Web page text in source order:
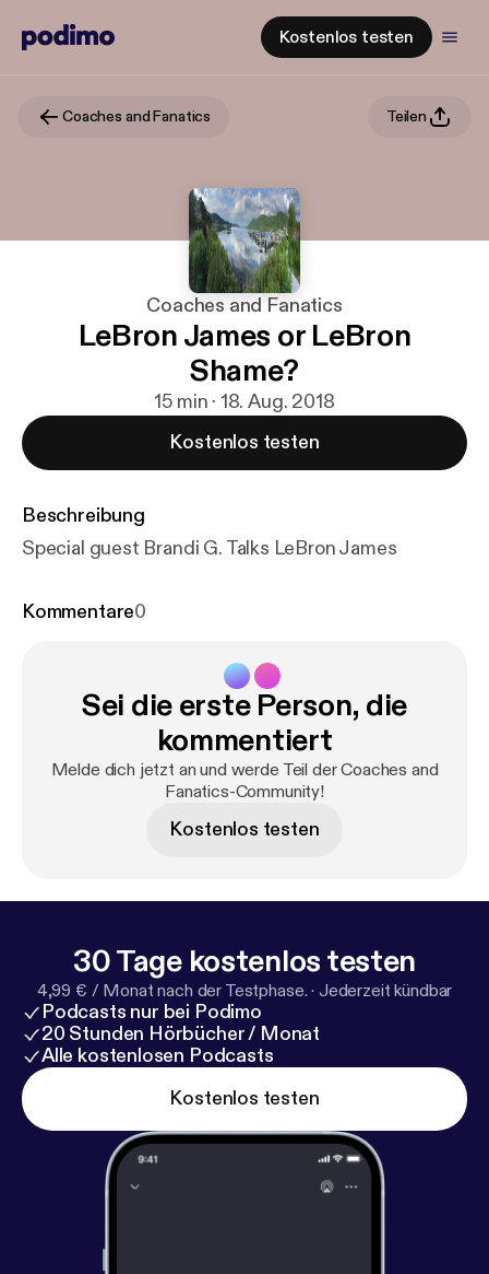
Kostenlos testen
Coaches and Fanatics Teilen
Coaches and Fanatics
LeBron James or LeBron
Shame?
15 min · 18. Aug. 2018
Kostenlos testen
Beschreibung
Special guest Brandi G. Talks LeBron James
Kommentare0
Sei die erste Person, die
kommentiert
Melde dich jetzt an und werde Teil der Coaches and
Fanatics-Community!
Kostenlos testen
30 Tage kostenlos testen
4,99 € / Monat nach der Testphase. · Jederzeit kündbar
Podcasts nur bei Podimo
20 Stunden Hörbücher / Monat
Alle kostenlosen Podcasts
Kostenlos testen